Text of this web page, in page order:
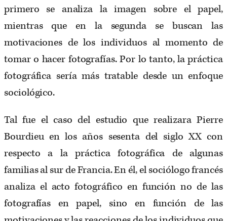
primero se analiza la imagen sobre el papel,
mientras que en la segunda se buscan las
motivaciones de los individuos al momento de
tomar o hacer fotografías. Por lo tanto, la práctica
fotográfica sería más tratable desde un enfoque
sociológico.
Tal fue el caso del estudio que realizara Pierre
Bourdieu en los años sesenta del siglo XX con
respecto a la práctica fotográfica de algunas
familias al sur de Francia. En él, el sociólogo francés
analiza el acto fotográfico en función no de las
fotografías en papel, sino en función de las